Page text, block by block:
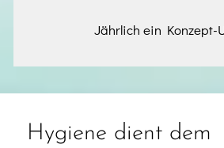
Jährlich ein Konzept-
Hygiene dient dem